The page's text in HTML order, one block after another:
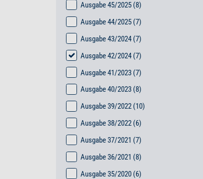
Ausgabe 45/2025 (8)
Ausgabe 44/2025 (7)
Ausgabe 43/2024 (7)
Ausgabe 42/2024 (7)
Ausgabe 41/2023 (7)
Ausgabe 40/2023 (8)
Ausgabe 39/2022 (10)
Ausgabe 38/2022 (6)
Ausgabe 37/2021 (7)
Ausgabe 36/2021 (8)
Ausgabe 35/2020 (6)